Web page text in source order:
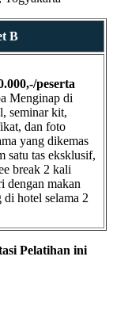
B
peserta
Menginap di
seminar kit,
dan foto
yang dikemas
satu tas eksklusif,
break 2 kali
dengan makan
di hotel selama 2
Pelatihan ini